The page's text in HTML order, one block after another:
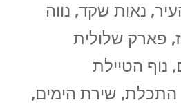
נאות שקד, נווה
פארק שלולית
נוף הטיילת
עין התכלת, שירת הימים,